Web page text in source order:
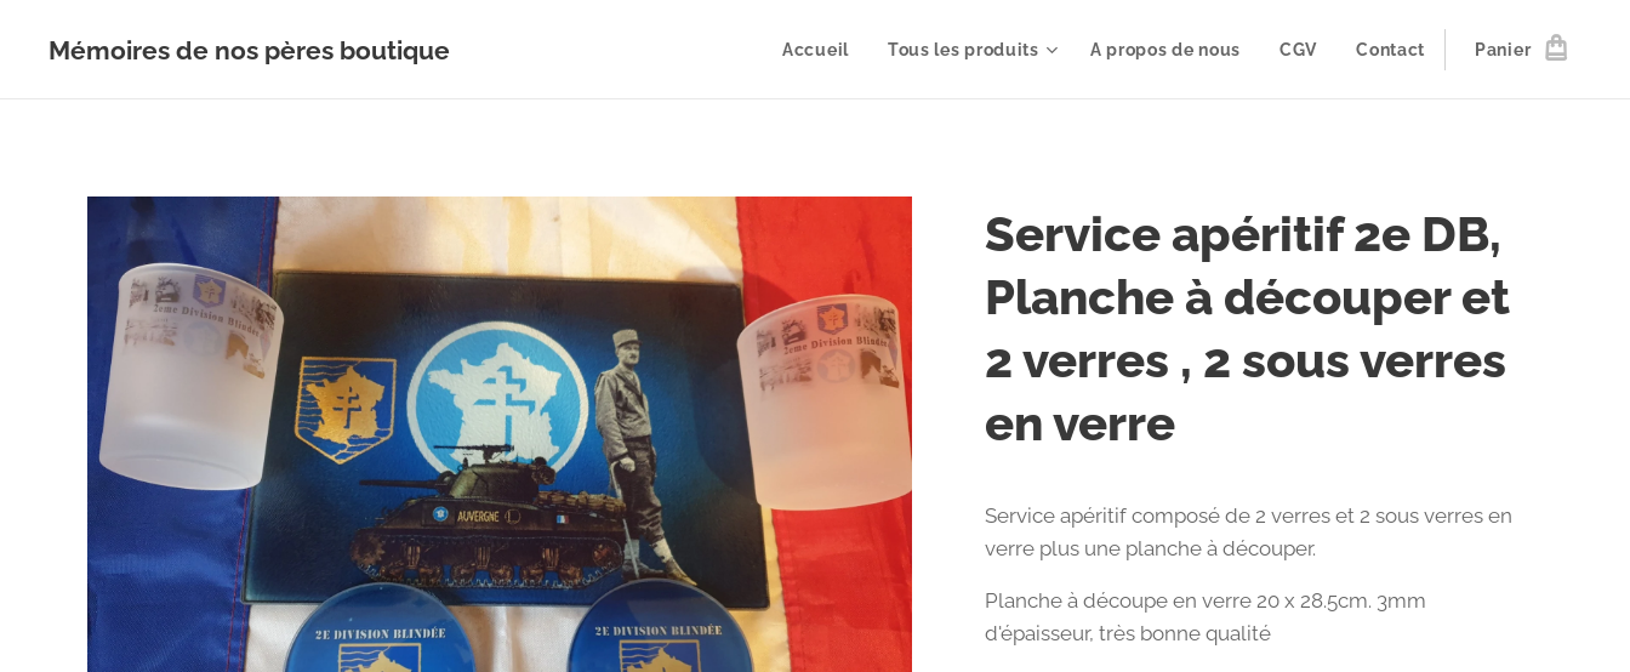
Mémoires de nos pères boutique Accueil Tous les produits A propos de nous CGV Contact Panier
Service apéritif 2e DB,
Planche à découper et
2 verres , 2 sous verres
en verre
Service apéritif composé de 2 verres et 2 sous verres en
verre plus une planche à découper.
Planche à découpe en verre 20 x 28.5cm. 3mm
d'épaisseur, très bonne qualité